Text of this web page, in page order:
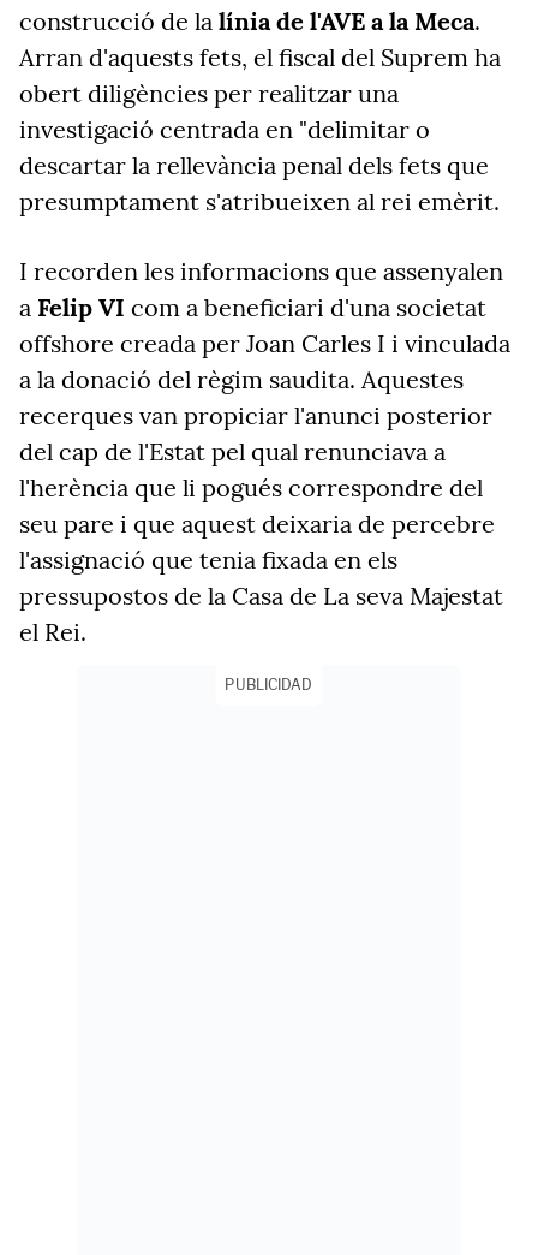
construcció de la línia de l'AVE a la Meca.
Arran d'aquests fets, el fiscal del Suprem ha
obert diligències per realitzar una
investigació centrada en "delimitar o
descartar la rellevància penal dels fets que
presumptament s'atribueixen al rei emèrit.
I recorden les informacions que assenyalen
a Felip VI com a beneficiari d'una societat
offshore creada per Joan Carles I i vinculada
a la donació del règim saudita. Aquestes
recerques van propiciar l'anunci posterior
del cap de l'Estat pel qual renunciava a
l'herència que li pogués correspondre del
seu pare i que aquest deixaria de percebre
l'assignació que tenia fixada en els
pressupostos de la Casa de La seva Majestat
el Rei.
PUBLICIDAD